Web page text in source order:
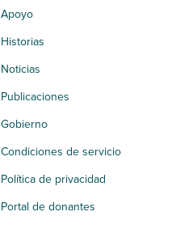
Apoyo
Historias
Noticias
Publicaciones
Gobierno
Condiciones de servicio
Política de privacidad
Portal de donantes